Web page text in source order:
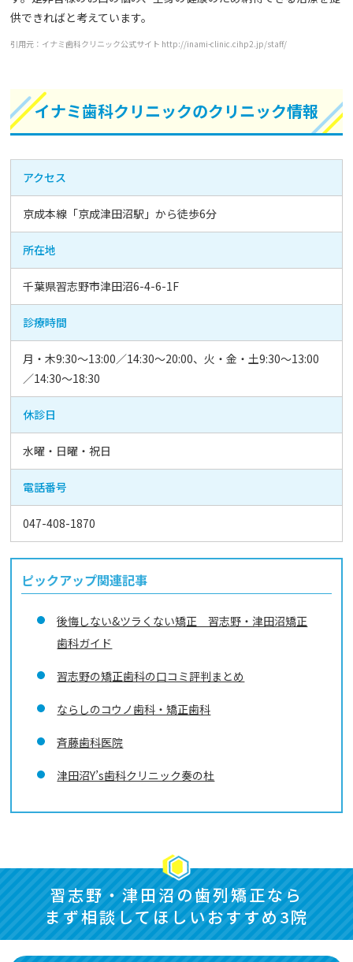
供できればと考えています。
引用元：イナミ歯科クリニック公式サイト http://inami-clinic.cihp2.jp/staff/
イナミ歯科クリニックのクリニック情報
アクセス
京成本線「京成津田沼駅」から徒歩6分
所在地
千葉県習志野市津田沼6-4-6-1F
診療時間
月・木9:30～13:00／14:30～20:00、火・金・土9:30～13:00
／14:30～18:30
休診日
水曜・日曜・祝日
電話番号
047-408-1870
ピックアップ関連記事
後悔しない&ツラくない矯正 習志野・津田沼矯正
歯科ガイド
習志野の矯正歯科の口コミ評判まとめ
ならしのコウノ歯科・矯正歯科
斉藤歯科医院
津田沼Y’s歯科クリニック奏の杜
習志野・津田沼の歯列矯正なら
まず相談してほしいおすすめ3院